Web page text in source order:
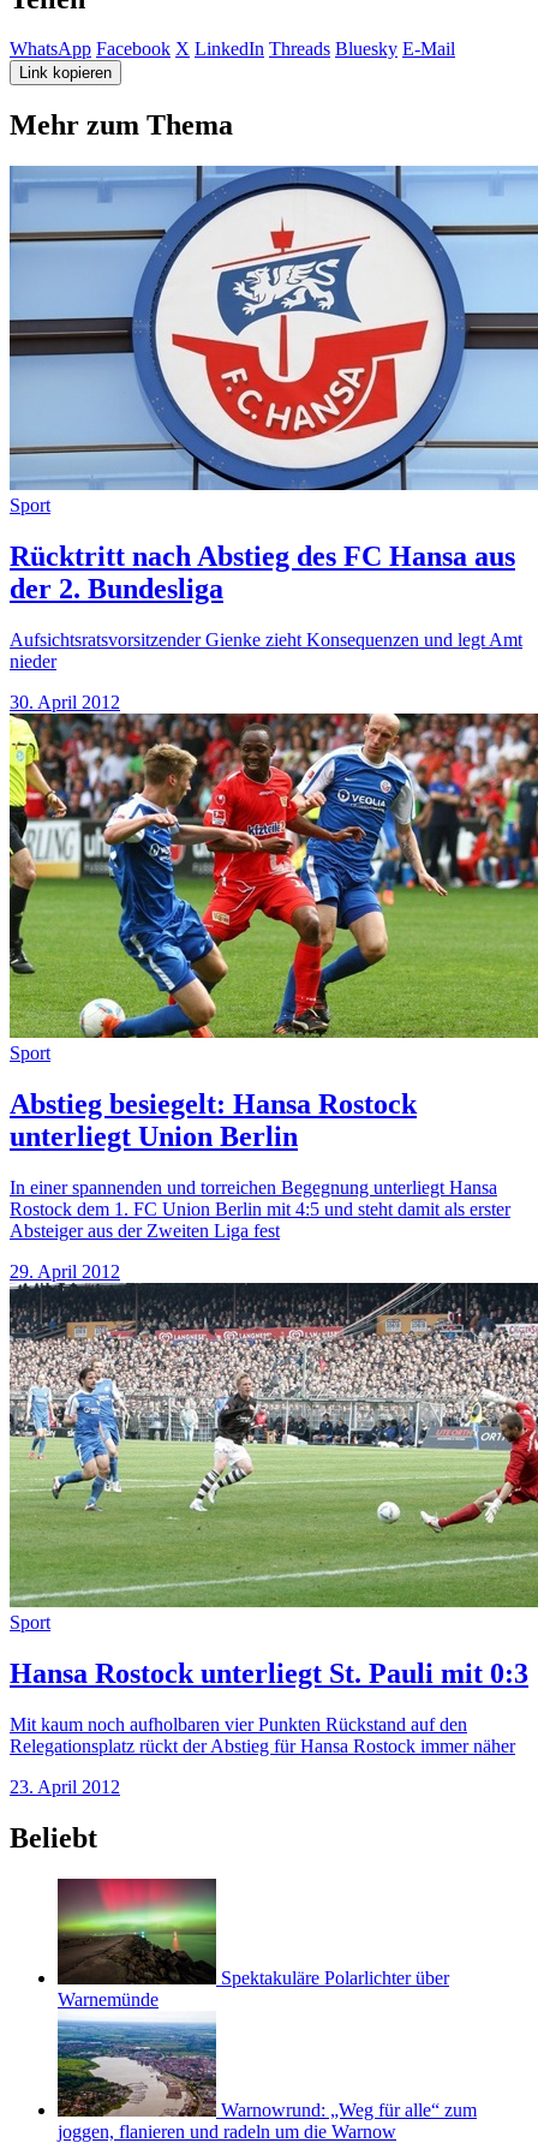
WhatsApp Facebook X LinkedIn Threads Bluesky E-Mail
Link kopieren
Mehr zum Thema
Sport
Rücktritt nach Abstieg des FC Hansa aus
der 2. Bundesliga
Aufsichtsratsvorsitzender Gienke zieht Konsequenzen und legt Amt
nieder
30. April 2012
Sport
Abstieg besiegelt: Hansa Rostock
unterliegt Union Berlin
In einer spannenden und torreichen Begegnung unterliegt Hansa
Rostock dem 1. FC Union Berlin mit 4:5 und steht damit als erster
Absteiger aus der Zweiten Liga fest
29. April 2012
Sport
Hansa Rostock unterliegt St. Pauli mit 0:3
Mit kaum noch aufholbaren vier Punkten Rückstand auf den
Relegationsplatz rückt der Abstieg für Hansa Rostock immer näher
23. April 2012
Beliebt
Spektakuläre Polarlichter über
Warnemünde
Warnowrund: „Weg für alle“ zum
joggen, flanieren und radeln um die Warnow